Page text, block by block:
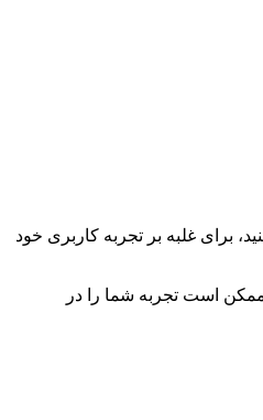
برای غلبه بر تجربه کاربری خود
ممکن است تجربه شما را در